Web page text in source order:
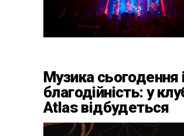
Музика сьогодення
благодійність: у
Atlas відбудеться
весняний «ГОМІН»